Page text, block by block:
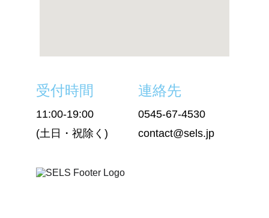
受付時間
11:00-19:00
(土日・祝除く)
連絡先
0545-67-4530
contact@sels.jp